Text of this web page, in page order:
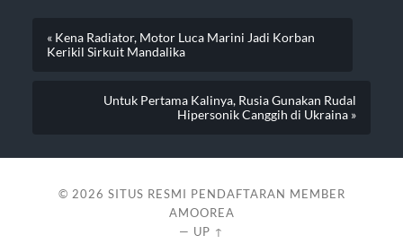
« Kena Radiator, Motor Luca Marini Jadi Korban
Kerikil Sirkuit Mandalika
Untuk Pertama Kalinya, Rusia Gunakan Rudal
Hipersonik Canggih di Ukraina »
© 2026 SITUS RESMI PENDAFTARAN MEMBER
AMOOREA
— UP ↑